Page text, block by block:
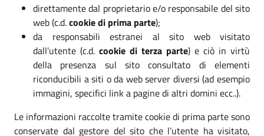
direttamente dal proprietario e/o responsabile del sito
web (c.d.cookie di prima parte);
da responsabili estranei al sito web visitato
dall’utente (c.d. cookie di terza parte) e ciò in virtù
della presenza sul sito consultato di elementi
riconducibili a siti o da web server diversi (ad esempio
immagini, specifici link a pagine di altri domini ecc..).
Le informazioni raccolte tramite cookie di prima parte sono
conservate dal gestore del sito che l’utente ha visitato,